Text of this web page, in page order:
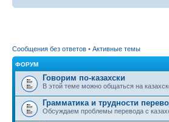
Сообщения без ответов • Активные темы
ФОРУМ
Говорим по-казахски
В этой теме можно общаться на
Грамматика и трудности
Обсуждаем проблемы перевода с